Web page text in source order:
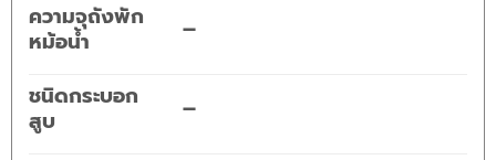
ความจุถังพัก
หม้อน้ำ
–
ชนิดกระบอก
สูบ
–